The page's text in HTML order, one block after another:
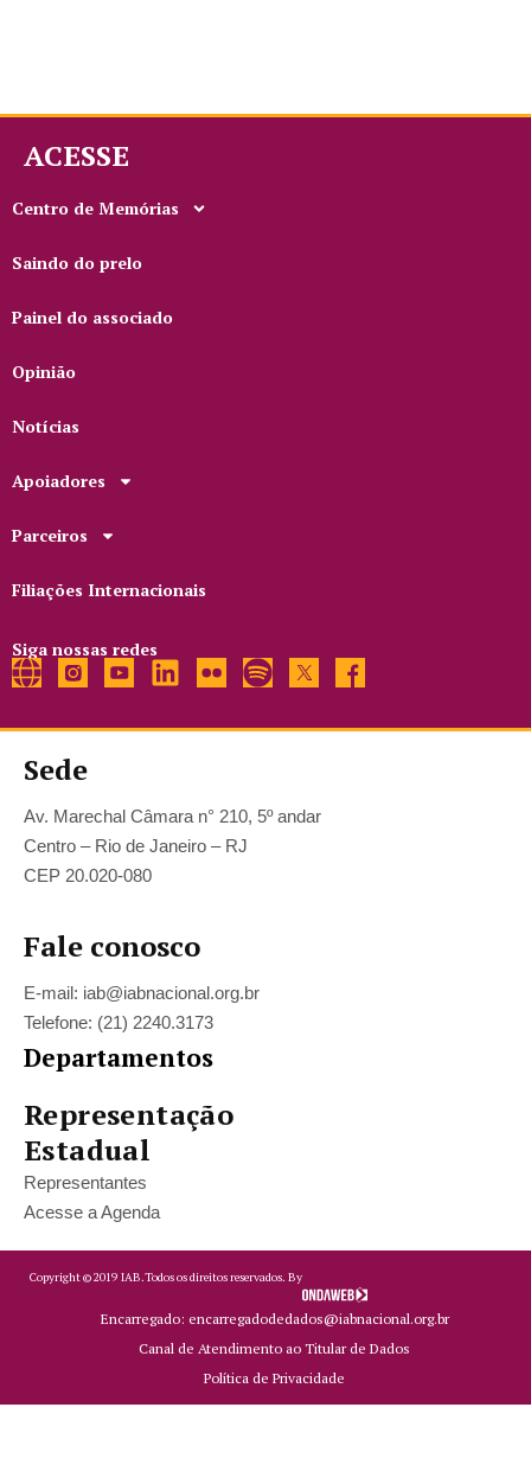
ACESSE
Centro de Memórias
Saindo do prelo
Painel do associado
Opinião
Notícias
Apoiadores
Parceiros
Filiações Internacionais
Siga nossas redes
Sede
Av. Marechal Câmara n° 210, 5º andar
Centro – Rio de Janeiro – RJ
CEP 20.020-080
Fale conosco
E-mail: iab@iabnacional.org.br
Telefone: (21) 2240.3173
Departamentos
Representação
Estadual
Representantes
Acesse a Agenda
Copyright ©2019 IAB.Todos os direitos reservados. By
Encarregado: encarregadodedados@iabnacional.org.br
Canal de Atendimento ao Titular de Dados
Política de Privacidade